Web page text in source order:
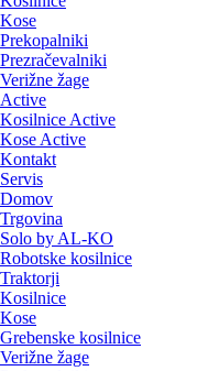
Kose
Prekopalniki
Prezračevalniki
Verižne žage
Active
Kosilnice Active
Kose Active
Kontakt
Servis
Domov
Trgovina
Solo by AL-KO
Robotske kosilnice
Traktorji
Kosilnice
Kose
Grebenske kosilnice
Verižne žage